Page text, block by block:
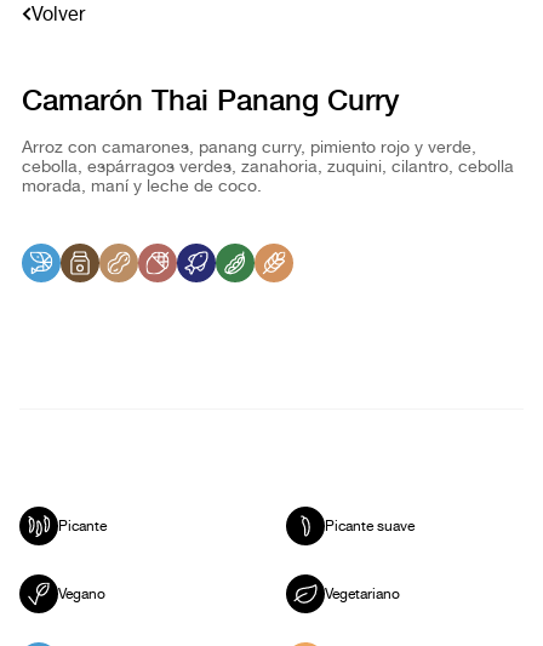
Volver
Camarón Thai Panang Curry
Arroz con camarones, panang curry, pimiento rojo y verde,
cebolla, espárragos verdes, zanahoria, zuquini, cilantro, cebolla
morada, maní y leche de coco.
Picante Picante suave
Vegano Vegetariano